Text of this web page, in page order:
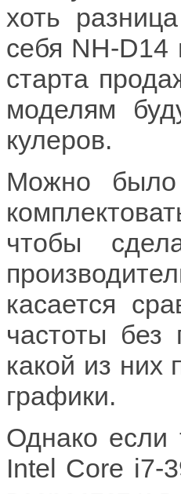
хоть
себя NH-D14
старта
моделям
кулеров.
Можно
чтобы
касается
частоты без
какой из
графики.
Однако если
Intel Core i7-